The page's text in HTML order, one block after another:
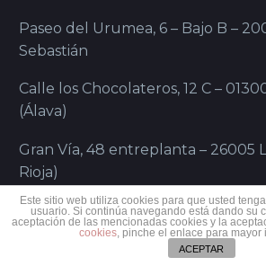
Paseo del Urumea, 6 – Bajo B –
Sebastián
Calle los Chocolateros, 12 C –
(Álava)
Gran Vía, 48 entreplanta – 26005
Rioja)
San Saturnino, 1 – 4º 31001
Este sitio web utiliza cookies para que usted
usuario. Si continúa navegando está dando su
aceptación de las mencionadas cookies y la
cookies, pinche el enlace para mayor
ACEPTAR